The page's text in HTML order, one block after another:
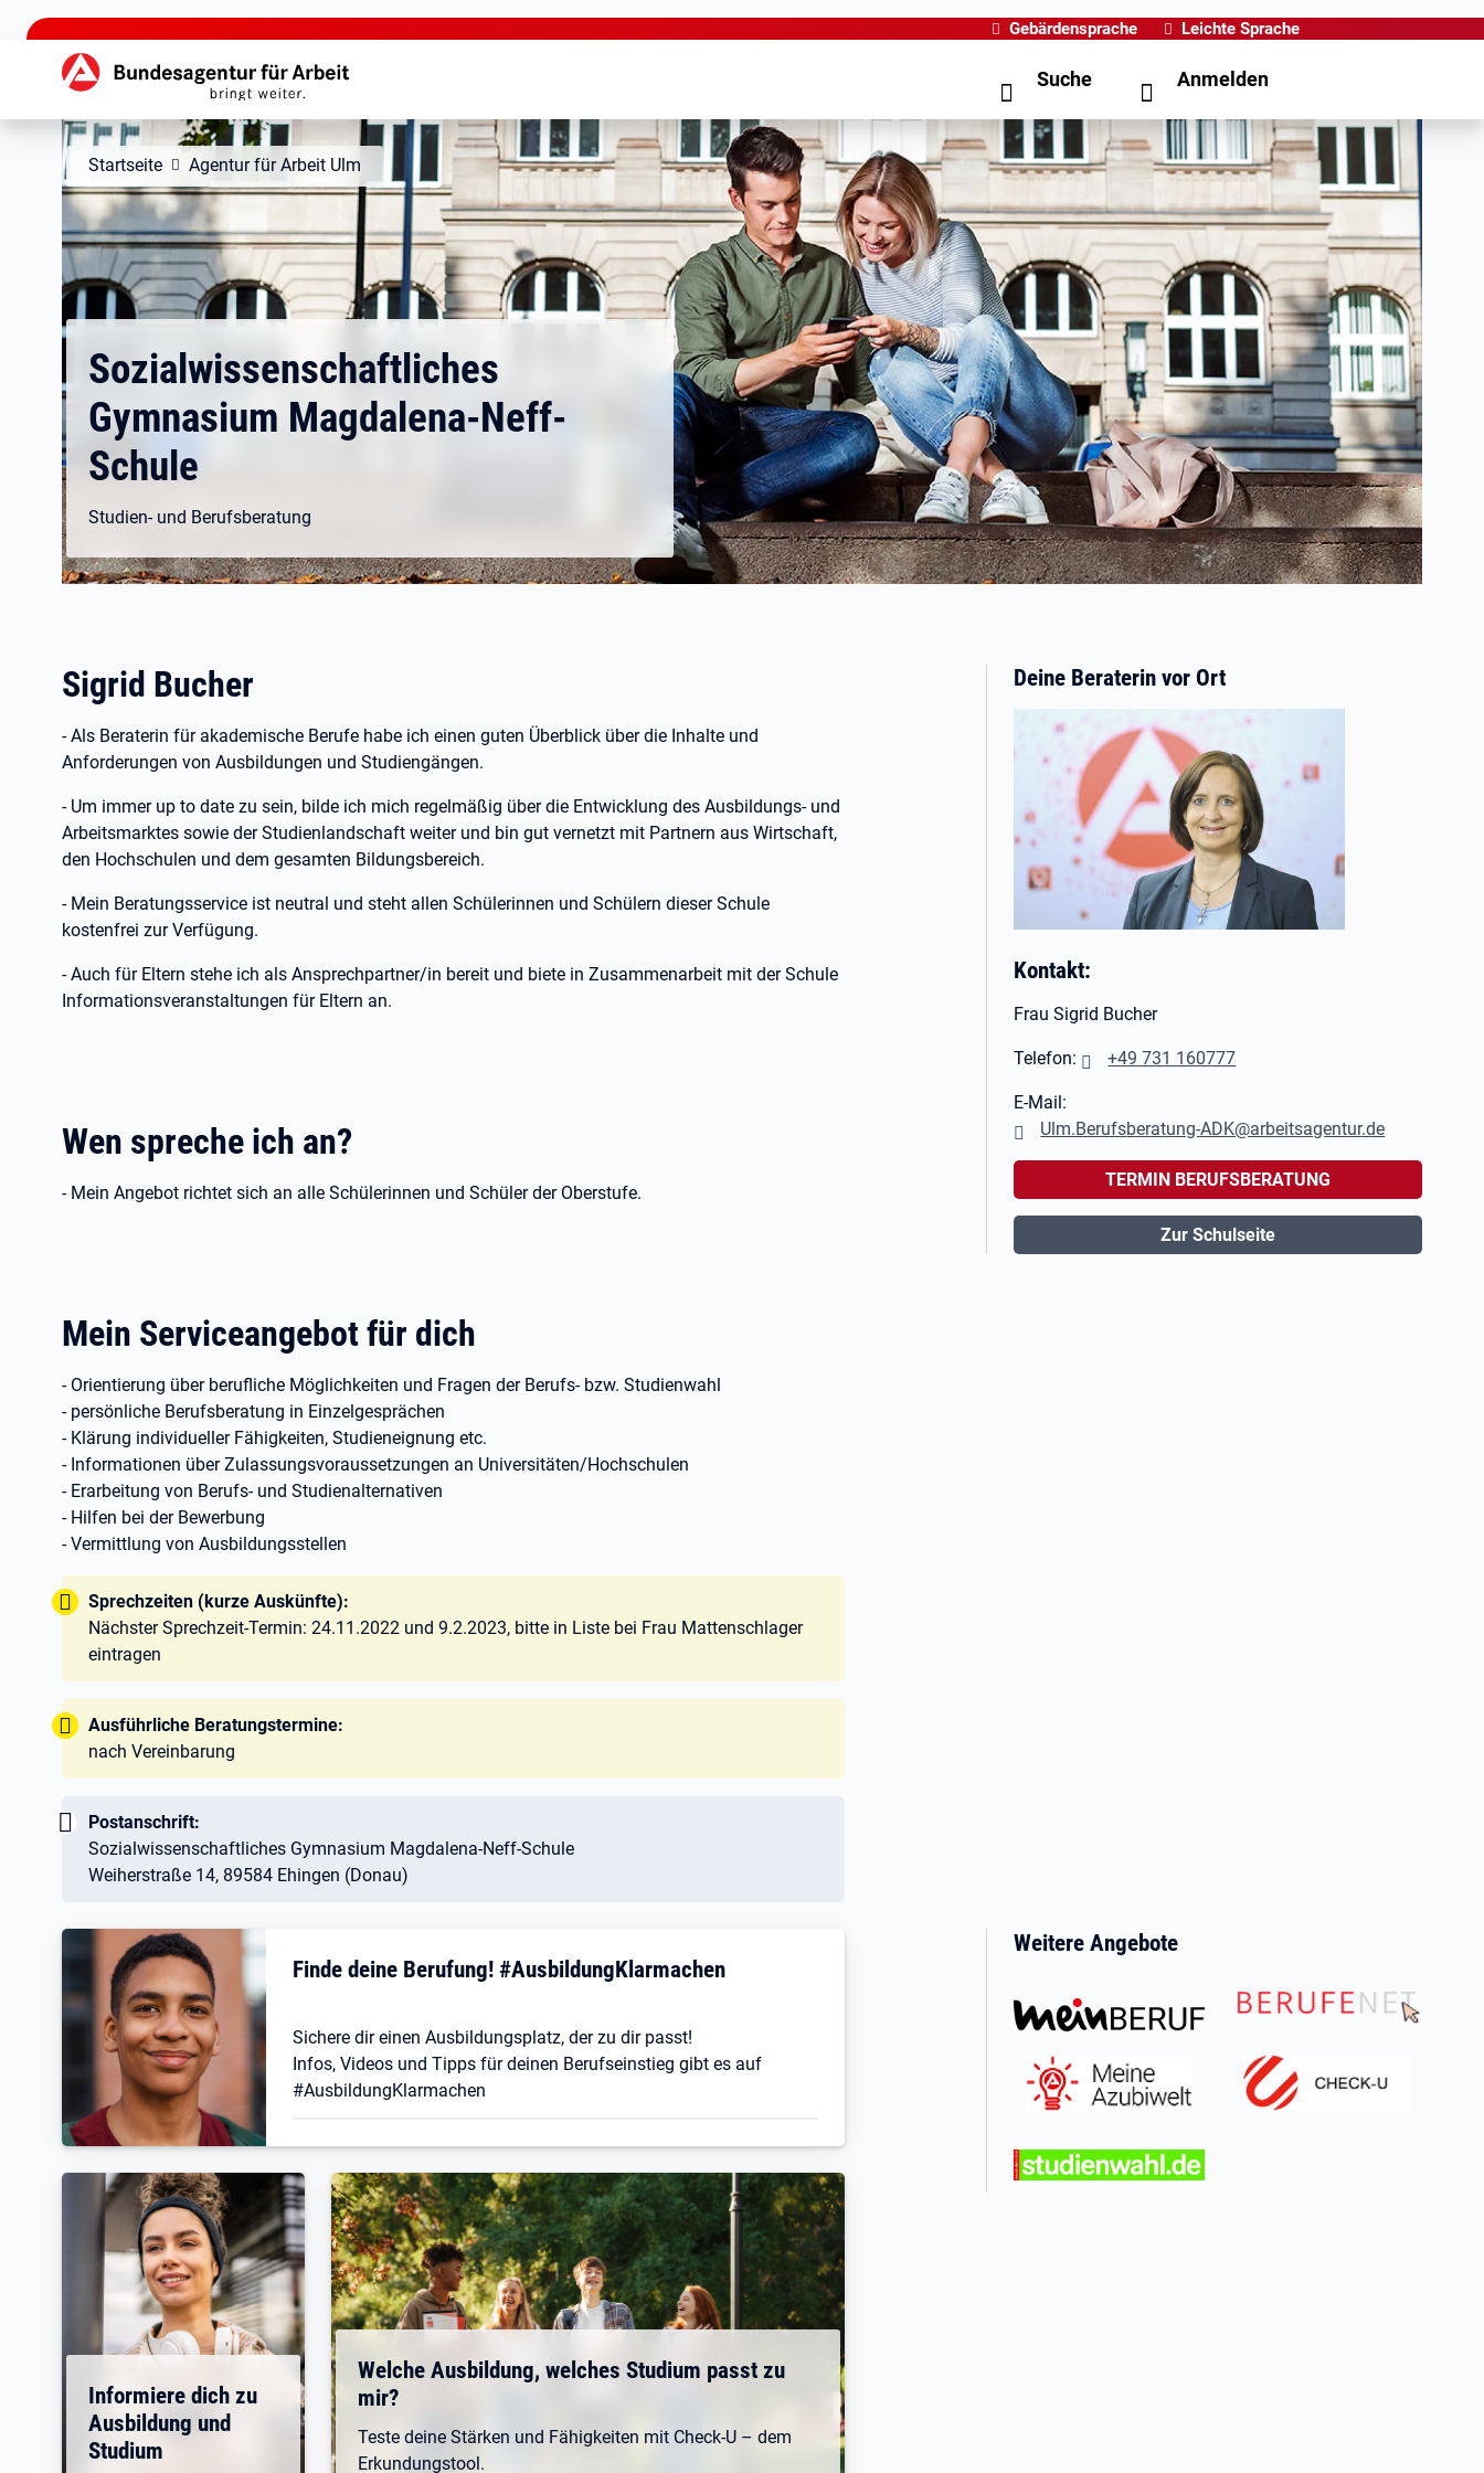
zu den Hauptinhalten springen
Gebärdensprache Leichte Sprache
Hauptnavigation Suche Anmelden
Startseite Agentur für Arbeit Ulm
Sozialwissenschaftliches
Gymnasium Magdalena-Neff-
Schule
Studien- und Berufsberatung
Sigrid Bucher
- Als Beraterin für akademische Berufe habe ich einen guten Überblick über die Inhalte und
Anforderungen von Ausbildungen und Studiengängen.
- Um immer up to date zu sein, bilde ich mich regelmäßig über die Entwicklung des Ausbildungs- und
Arbeitsmarktes sowie der Studienlandschaft weiter und bin gut vernetzt mit Partnern aus Wirtschaft,
den Hochschulen und dem gesamten Bildungsbereich.
- Mein Beratungsservice ist neutral und steht allen Schülerinnen und Schülern dieser Schule
kostenfrei zur Verfügung.
- Auch für Eltern stehe ich als Ansprechpartner/in bereit und biete in Zusammenarbeit mit der Schule
Informationsveranstaltungen für Eltern an.
Wen spreche ich an?
- Mein Angebot richtet sich an alle Schülerinnen und Schüler der Oberstufe.
Mein Serviceangebot für dich
- Orientierung über berufliche Möglichkeiten und Fragen der Berufs- bzw. Studienwahl
- persönliche Berufsberatung in Einzelgesprächen
- Klärung individueller Fähigkeiten, Studieneignung etc.
- Informationen über Zulassungsvoraussetzungen an Universitäten/Hochschulen
- Erarbeitung von Berufs- und Studienalternativen
- Hilfen bei der Bewerbung
- Vermittlung von Ausbildungsstellen
Tipp:
Sprechzeiten (kurze Auskünfte):
Nächster Sprechzeit-Termin: 24.11.2022 und 9.2.2023, bitte in Liste bei Frau Mattenschlager
eintragen
Tipp:
Ausführliche Beratungstermine:
nach Vereinbarung
Wichtig:
Postanschrift:
Sozialwissenschaftliches Gymnasium Magdalena-Neff-Schule
Weiherstraße 14, 89584 Ehingen (Donau)
Deine Beraterin vor Ort
Kontakt:
Frau Sigrid Bucher
Telefon: +49 731 160777
E-Mail:
Ulm.Berufsberatung-ADK@arbeitsagentur.de
TERMIN BERUFSBERATUNG
Zur Schulseite
Finde deine Berufung! #AusbildungKlarmachen
Sichere dir einen Ausbildungsplatz, der zu dir passt!
Infos, Videos und Tipps für deinen Berufseinstieg gibt es auf
#AusbildungKlarmachen
Informiere dich zu
Ausbildung und
Studium
Welche Ausbildung, welches Studium passt zu
mir?
Teste deine Stärken und Fähigkeiten mit Check-U – dem
Erkundungstool.
Weitere Angebote